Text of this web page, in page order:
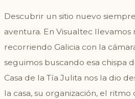
Descubrir un sitio nuevo
aventura. En Visualtec llevamos
recorriendo Galicia con la
seguimos buscando esa chispa
Casa de la Tía Julita nos la dio
la casa, su organización, el